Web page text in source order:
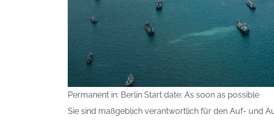
Permanent in: Berlin Start date: As soon as possible
Sie sind maßgeblich verantwortlich für den Auf- und